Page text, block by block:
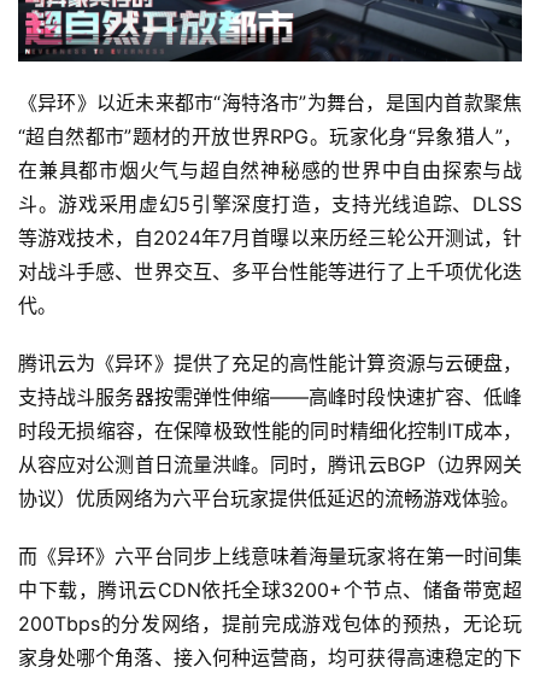
首
页
游
原
创
游
戏
业
手
机
游
《异环》以近未来都市“海特洛市”为舞台，是国内首款聚焦
“超自然都市”题材的开放世界RPG。玩家化身“异象猎人”，
在兼具都市烟火气与超自然神秘感的世界中自由探索与战
斗。游戏采用虚幻5引擎深度打造，支持光线追踪、DLSS
等游戏技术，自2024年7月首曝以来历经三轮公开测试，针
对战斗手感、世界交互、多平台性能等进行了上千项优化迭
代。
腾讯云为《异环》提供了充足的高性能计算资源与云硬盘，
支持战斗服务器按需弹性伸缩——高峰时段快速扩容、低峰
时段无损缩容，在保障极致性能的同时精细化控制IT成本，
从容应对公测首日流量洪峰。同时，腾讯云BGP（边界网关
协议）优质网络为六平台玩家提供低延迟的流畅游戏体验。
而《异环》六平台同步上线意味着海量玩家将在第一时间集
中下载，腾讯云CDN依托全球3200+个节点、储备带宽超
200Tbps的分发网络，提前完成游戏包体的预热，无论玩
家身处哪个角落、接入何种运营商，均可获得高速稳定的下